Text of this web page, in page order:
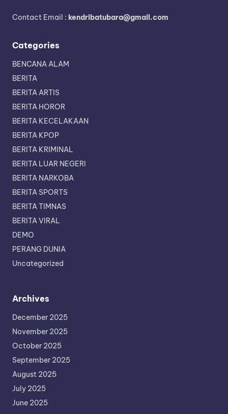
Contact Email : kendribatubara@gmail.com
Categories
BENCANA ALAM
BERITA
BERITA ARTIS
BERITA HOROR
BERITA KECELAKAAN
BERITA KPOP
BERITA KRIMINAL
BERITA LUAR NEGERI
BERITA NARKOBA
BERITA SPORTS
BERITA TIMNAS
BERITA VIRAL
DEMO
PERANG DUNIA
Uncategorized
Archives
December 2025
November 2025
October 2025
September 2025
August 2025
July 2025
June 2025